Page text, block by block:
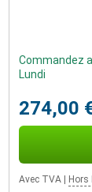
Commandez
Lundi
274,00
Avec TVA Hors